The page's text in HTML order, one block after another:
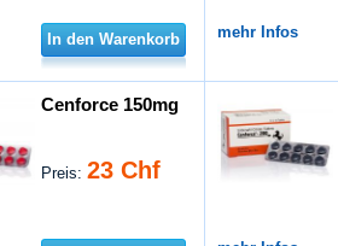
In den Warenkorb mehr Infos
Cenforce 150mg
Preis:23 Chf